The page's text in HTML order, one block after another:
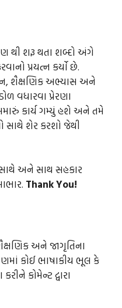
થી શરૂ થતા શબ્દો અંગે
પ્રયત્ન કર્યો છે.
શૈક્ષણિક અભ્યાસ અને
વધારવા પ્રેરણા
કાર્ય ગમ્યું હશે અને તમે
સાથે શેર કરશો જેથી
અને સાથ સહકાર
Thank You!
અને જાગૃતિના
કોઈ ભાષાકીય ભૂલ કે
કોમેન્ટ દ્વારા